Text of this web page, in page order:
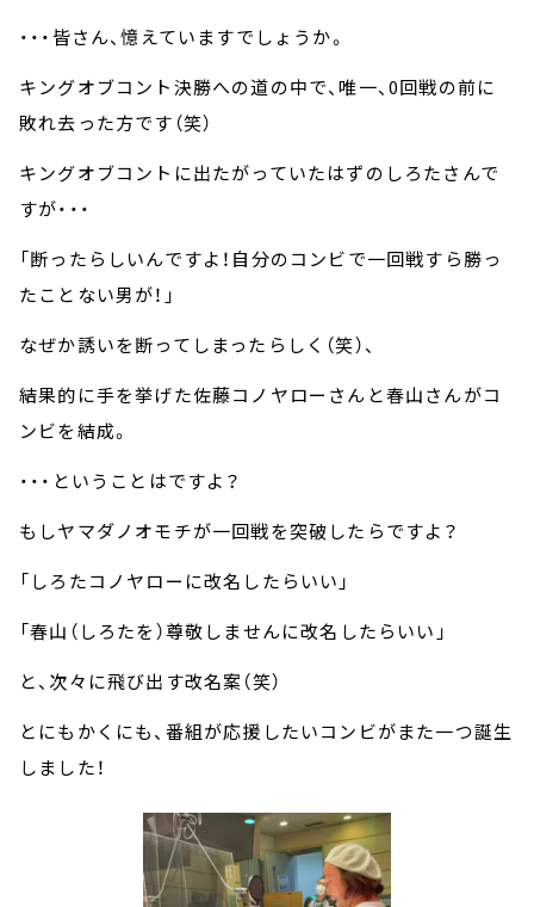
・・・皆さん、憶えていますでしょうか。
キングオブコント決勝への道の中で、唯一、0回戦の前に
敗れ去った方です（笑）
キングオブコントに出たがっていたはずのしろたさんで
すが・・・
「断ったらしいんですよ！自分のコンビで一回戦すら勝っ
たことない男が！」
なぜか誘いを断ってしまったらしく（笑）、
結果的に手を挙げた佐藤コノヤローさんと春山さんがコ
ンビを結成。
・・・ということはですよ？
もしヤマダノオモチが一回戦を突破したらですよ？
「しろたコノヤローに改名したらいい」
「春山（しろたを）尊敬しませんに改名したらいい」
と、次々に飛び出す改名案（笑）
とにもかくにも、番組が応援したいコンビがまた一つ誕生
しました！